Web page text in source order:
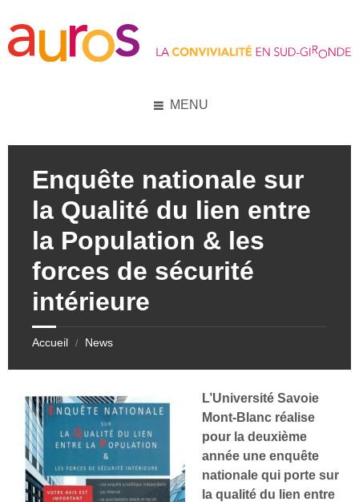
content
left
sidebar
right
sidebar
footer
MENU
Enquête nationale sur
la Qualité du lien entre
la Population & les
forces de sécurité
intérieure
Accueil / News
L’Université Savoie
Mont-Blanc réalise
pour la deuxième
année une enquête
nationale qui porte sur
la qualité du lien entre